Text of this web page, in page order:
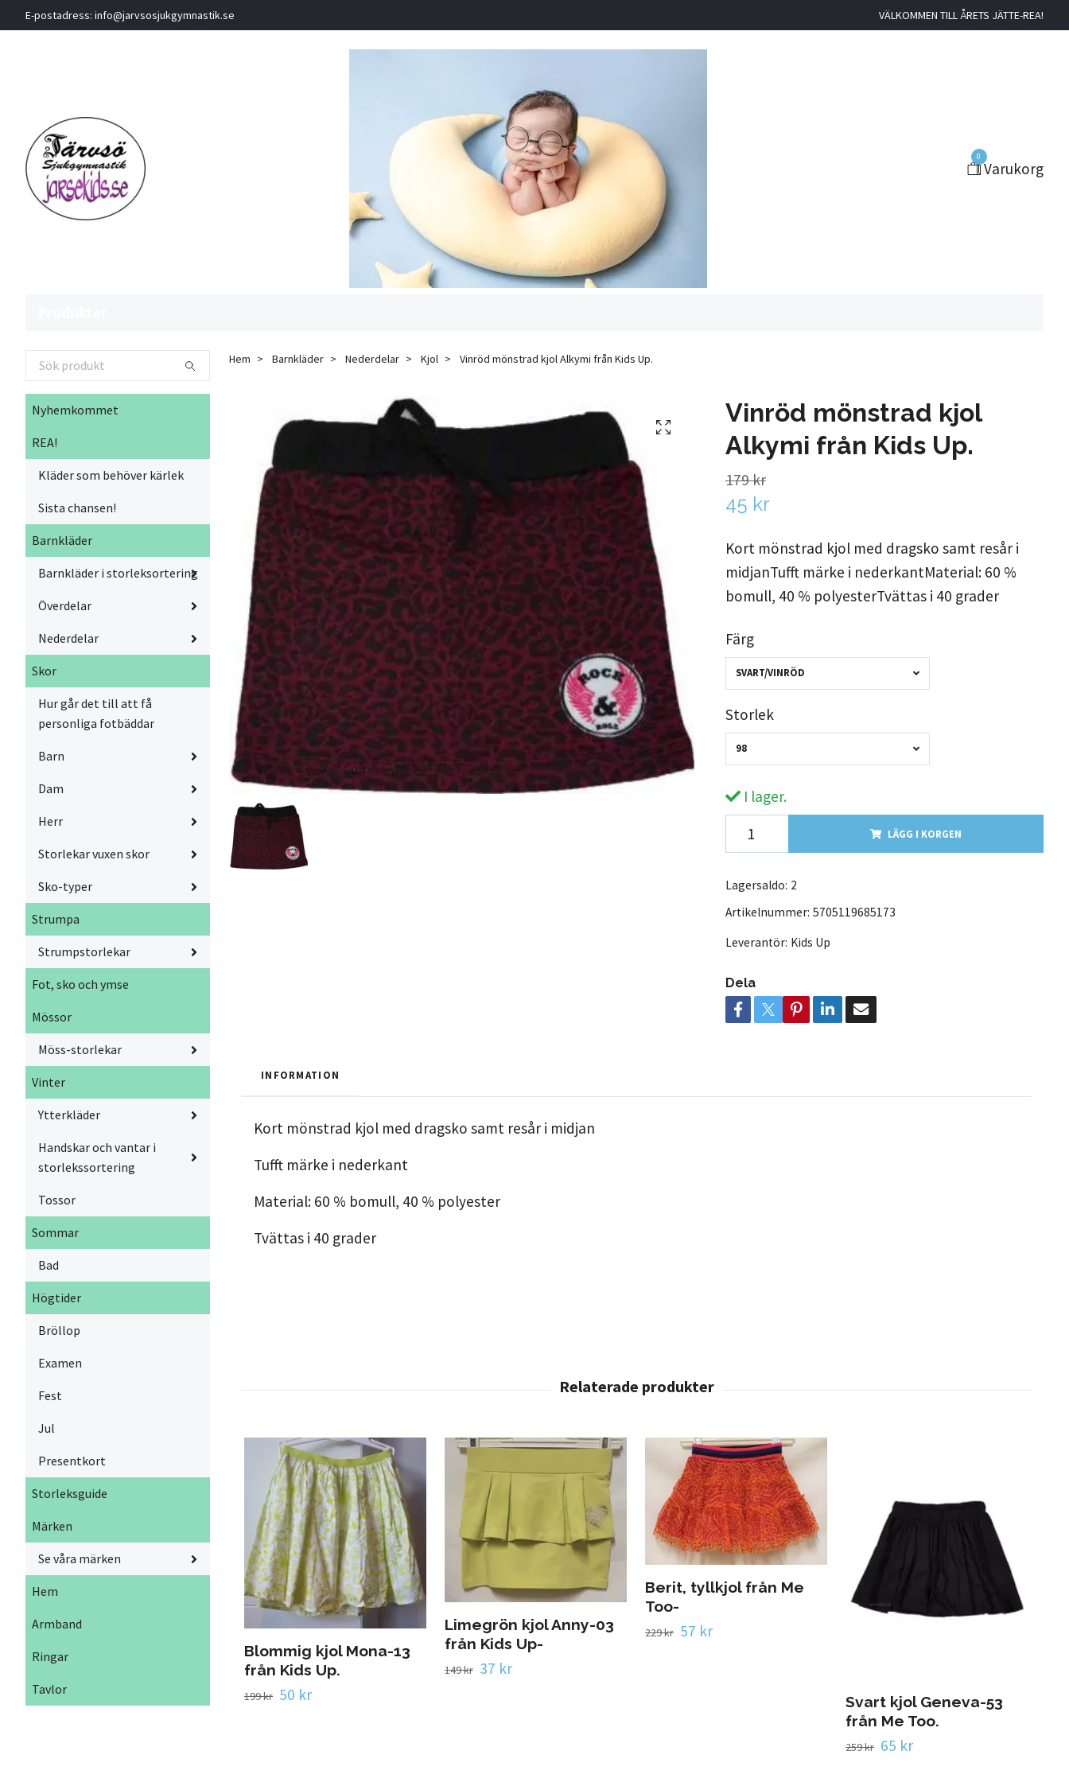
E-postadress: info@jarvsosjukgymnastik.se VÄLKOMMEN TILL ÅRETS JÄTTE-REA!
0
Varukorg
Nyhemkommet
REA!
Kläder som behöver kärlek
Sista chansen!
Barnkläder
Barnkläder i storleksortering
Överdelar
Nederdelar
Skor
Hur går det till att få
personliga fotbäddar
Barn
Dam
Herr
Storlekar vuxen skor
Sko-typer
Strumpa
Strumpstorlekar
Fot, sko och ymse
Mössor
Möss-storlekar
Vinter
Ytterkläder
Handskar och vantar i
storlekssortering
Tossor
Sommar
Bad
Högtider
Bröllop
Examen
Fest
Jul
Presentkort
Storleksguide
Märken
Se våra märken
Hem
Armband
Ringar
Tavlor
Hem Barnkläder Nederdelar Kjol Vinröd mönstrad kjol Alkymi från Kids Up.
Vinröd mönstrad kjol
Alkymi från Kids Up.
179 kr
45 kr
Kort mönstrad kjol med dragsko samt resår i
midjanTufft märke i nederkantMaterial: 60 %
bomull, 40 % polyesterTvättas i 40 grader
Färg
SVART/VINRÖD
Storlek
98
I lager.
LÄGG I KORGEN
Lagersaldo: 2
Artikelnummer: 5705119685173
Leverantör: Kids Up
Dela
INFORMATION
Kort mönstrad kjol med dragsko samt resår i midjan
Tufft märke i nederkant
Material: 60 % bomull, 40 % polyester
Tvättas i 40 grader
Blommig kjol Mona-13
från Kids Up.
199 kr 50 kr
Limegrön kjol Anny-03
från Kids Up-
149 kr 37 kr
Berit, tyllkjol från Me
Too-
229 kr 57 kr
Svart kjol Geneva-53
från Me Too.
259 kr 65 kr